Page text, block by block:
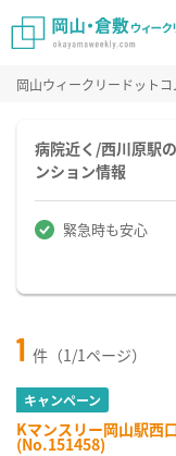
岡山ウィークリードットコ
病院近く/西川原駅
ンション情報
緊急時も安心
1 件（1/1ページ）
キャンペーン
Kマンスリー岡山駅西
(No.151458)